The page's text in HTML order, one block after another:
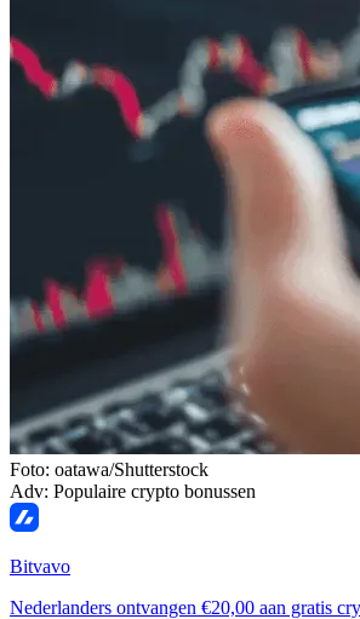
Foto: oatawa/Shutterstock
Adv: Populaire crypto bonussen
Bitvavo
Nederlanders ontvangen €20,00 aan gratis